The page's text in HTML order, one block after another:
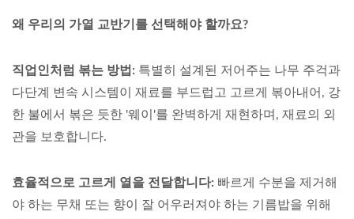
왜 우리의 가열 교반기를 선택해야 할까요?
직업인처럼 볶는 방법: 특별히 설계된 저어주는 나무 주걱과
다단계 변속 시스템이 재료를 부드럽고 고르게 볶아내어, 강
한 불에서 볶은 듯한 '웨이'를 완벽하게 재현하며, 재료의 외
관을 보호합니다.
효율적으로 고르게 열을 전달합니다: 빠르게 수분을 제거해
야 하는 무채 또는 향이 잘 어우러져야 하는 기름밥을 위해